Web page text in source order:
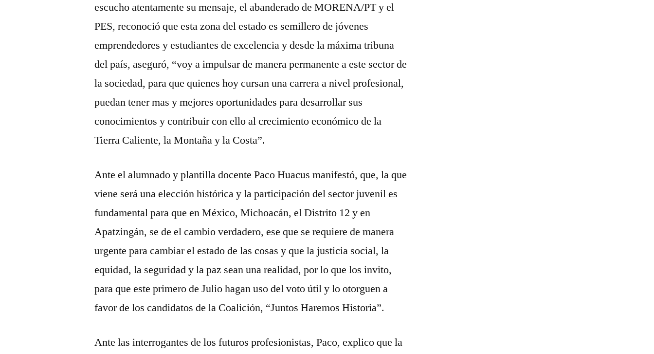
escucho atentamente su mensaje, el abanderado de MORENA/PT y el
PES, reconoció que esta zona del estado es semillero de jóvenes
emprendedores y estudiantes de excelencia y desde la máxima tribuna
del país, aseguró, “voy a impulsar de manera permanente a este sector de
la sociedad, para que quienes hoy cursan una carrera a nivel profesional,
puedan tener mas y mejores oportunidades para desarrollar sus
conocimientos y contribuir con ello al crecimiento económico de la
Tierra Caliente, la Montaña y la Costa”.
Ante el alumnado y plantilla docente Paco Huacus manifestó, que, la que
viene será una elección histórica y la participación del sector juvenil es
fundamental para que en México, Michoacán, el Distrito 12 y en
Apatzingán, se de el cambio verdadero, ese que se requiere de manera
urgente para cambiar el estado de las cosas y que la justicia social, la
equidad, la seguridad y la paz sean una realidad, por lo que los invito,
para que este primero de Julio hagan uso del voto útil y lo otorguen a
favor de los candidatos de la Coalición, “Juntos Haremos Historia”.
Ante las interrogantes de los futuros profesionistas, Paco, explico que la